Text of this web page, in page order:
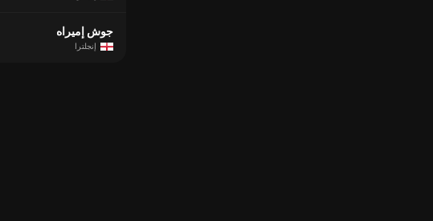
جوش إميراه
إنجلترا